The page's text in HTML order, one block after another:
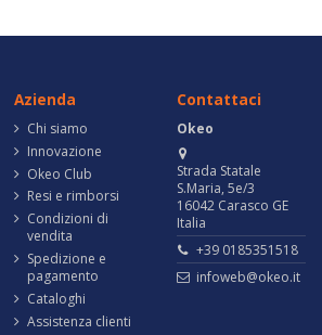
Azienda
Chi siamo
Innovazione
Okeo Club
Resi e rimborsi
Condizioni di
vendita
Spedizione e
pagamento
Cataloghi
Assistenza clienti
Contattaci
Okeo
Strada Statale
S.Maria, 5e/3
16042 Carasco GE
Italia
+39 0185351518
infoweb@okeo.it